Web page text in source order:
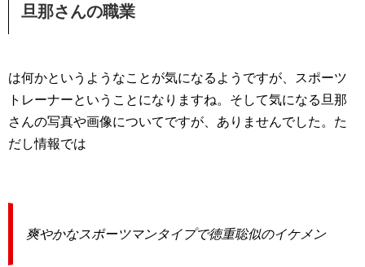
旦那さんの職業
は何かというようなことが気になるようですが、スポーツ
トレーナーということになりますね。そして気になる旦那
さんの写真や画像についてですが、ありませんでした。た
だし情報では
爽やかなスポーツマンタイプで徳重聡似のイケメン